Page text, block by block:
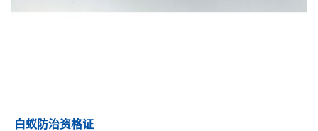
白蚁防治资格证